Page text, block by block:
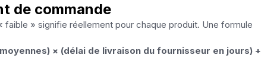
de commande
» signifie réellement pour chaque produit. Une formule
× (délai de livraison du fournisseur en jours) +